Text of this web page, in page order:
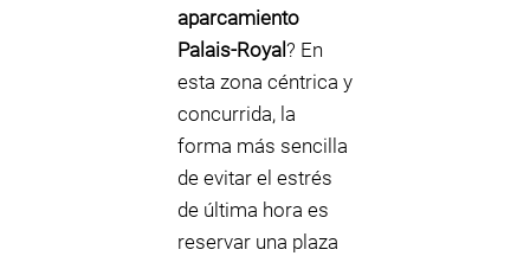
aparcamiento
Palais-Royal ? En
esta zona céntrica y
concurrida, la
forma más sencilla
de evitar el estrés
de última hora es
reservar una plaza